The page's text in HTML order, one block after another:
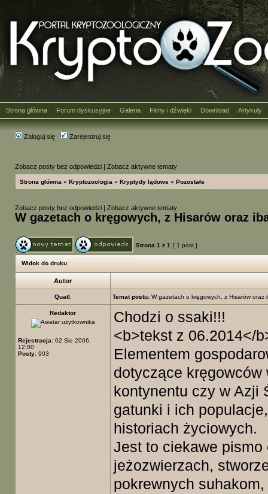
Strona główna · Forum dyskusyjne · Galeria · Filmy i dźwięki · Download · Artykuły
Zaloguj się Zarejestruj się
Zobacz posty bez odpowiedzi | Zobacz aktywne tematy
Strona główna » Kryptozoologia » Kryptydy lądowe » Pozostałe
Zobacz posty bez odpowiedzi | Zobacz aktywne tematy
W gazetach o kręgowych, z Hisarów oraz
Strona 1 z 1 [ 1 post ]
Widok do druku
Autor
Quatl. Temat postu: W gazetach o kręgowych, z Hisarów oraz
Redaktor
Rejestracja: 02 Sie 2006,
12:00
Posty: 903
Chodzi o ssaki!!!
<b>tekst z 06.2014</
Elementem
dotyczące
kontynentu czy w Azji
gatunki i ich
historiach życiowych.
Jest to ciekawe
jeżozwierzach,
pokrewnych